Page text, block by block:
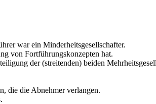
war ein Minderheitsgesellschafter.
von Fortführungskonzepten hat.
der (streitenden) beiden
die die Abnehmer verlangen.